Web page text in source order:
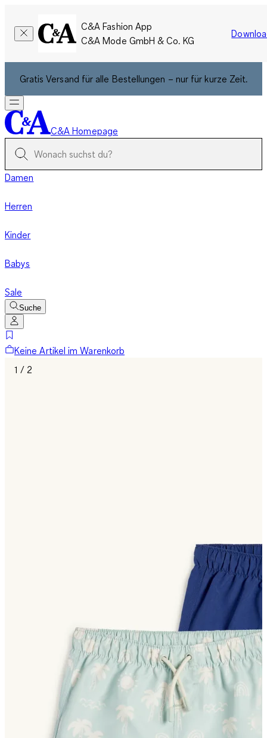
C&A Fashion App
C&A Mode GmbH & Co. KG
Gratis Versand für alle Bestellungen – nur für kurze Zeit.
C&A Homepage
Damen
Herren
Kinder
Babys
Sale
Suche
Keine Artikel im Warenkorb
1 / 2